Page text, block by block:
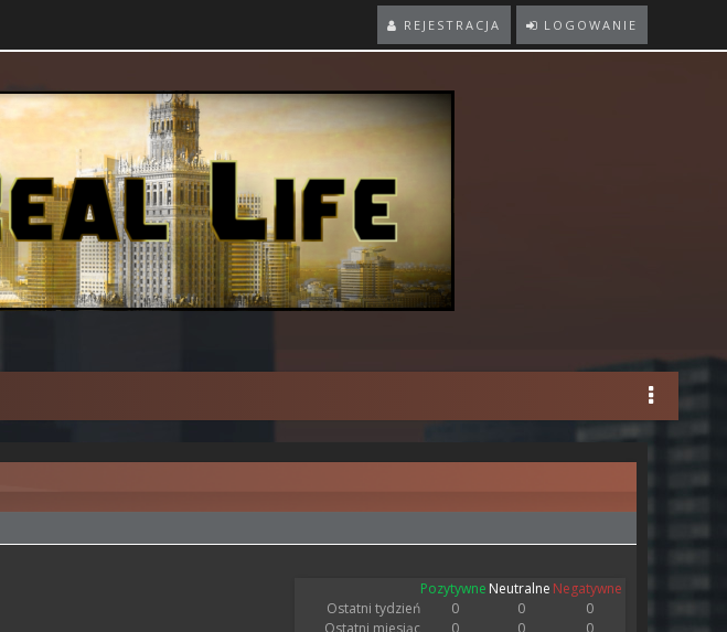
LOGOWANIE
REJESTRACJA
Pozytywne Neutralne Negatywne
Ostatni tydzień
0 0
0
Ostatni miesiąc
0 0
0